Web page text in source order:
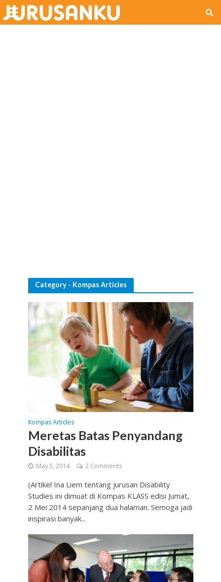
Category - Kompas Articles
Kompas Articles
Meretas Batas Penyandang
Disabilitas
May 5, 2014 2 Comments
(Artikel Ina Liem tentang jurusan Disability
Studies ini dimuat di Kompas KLASS edisi Jumat,
2 Mei 2014 sepanjang dua halaman. Semoga jadi
inspirasi banyak...